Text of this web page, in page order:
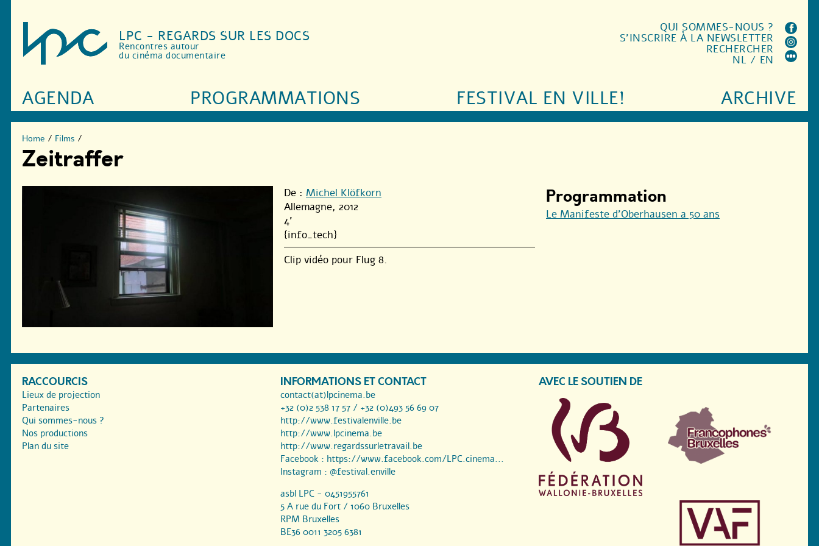
LPC - REGARDS SUR LES DOCS
Rencontres autour
du cinéma documentaire
AGENDA PROGRAMMATIONS FESTIVAL EN VILLE! ARCHIVE
QUI SOMMES-NOUS ?
S'INSCRIRE À LA NEWSLETTER
RECHERCHER
NL / EN
Home / Films /
Zeitraffer
De : Michel Klöfkorn
Allemagne, 2012
4'
{info_tech}
Clip vidéo pour Flug 8.
Programmation
Le Manifeste d’Oberhausen a 50 ans
RACCOURCIS
Lieux de projection
Partenaires
Qui sommes-nous ?
Nos productions
Plan du site
INFORMATIONS ET CONTACT
contact(at)lpcinema.be
+32 (0)2 538 17 57 / +32 (0)493 56 69 07
http://www.festivalenville.be
http://www.lpcinema.be
http://www.regardssurletravail.be
Facebook : https://www.facebook.com/LPC.cinema...
Instagram : @festival.enville
asbl LPC - 0451955761
5 A rue du Fort / 1060 Bruxelles
RPM Bruxelles
BE36 0011 3205 6381
AVEC LE SOUTIEN DE